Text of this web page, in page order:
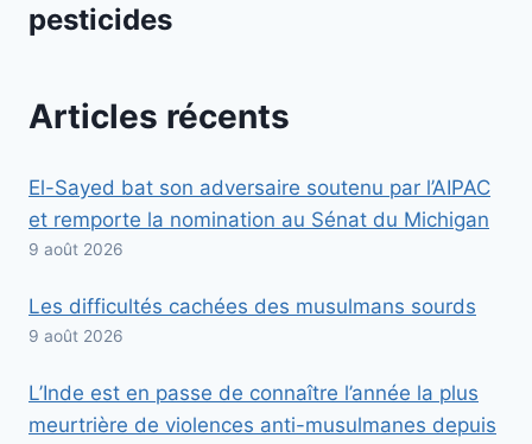
pesticides
Articles récents
El-Sayed bat son adversaire soutenu par l’AIPAC
et remporte la nomination au Sénat du Michigan
9 août 2026
Les difficultés cachées des musulmans sourds
9 août 2026
L’Inde est en passe de connaître l’année la plus
meurtrière de violences anti-musulmanes depuis